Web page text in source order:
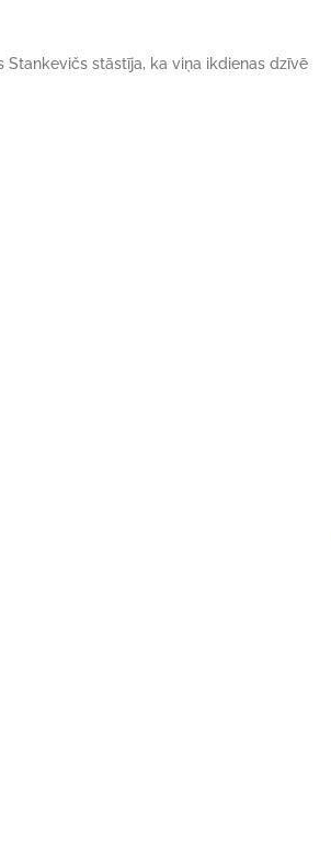
stāstīja, ka viņa ikdienas dzīvē